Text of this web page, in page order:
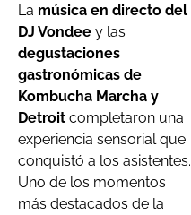
La música en directo del
DJ Vondee y las
degustaciones
gastronómicas de
Kombucha Marcha y
Detroit completaron una
experiencia sensorial que
conquistó a los asistentes.
Uno de los momentos
más destacados de la